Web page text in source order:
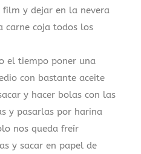
y dejar en la nevera
carne coja todos los
el tiempo poner una
con bastante aceite
y hacer bolas con las
y pasarlas por harina
nos queda freír
y sacar en papel de